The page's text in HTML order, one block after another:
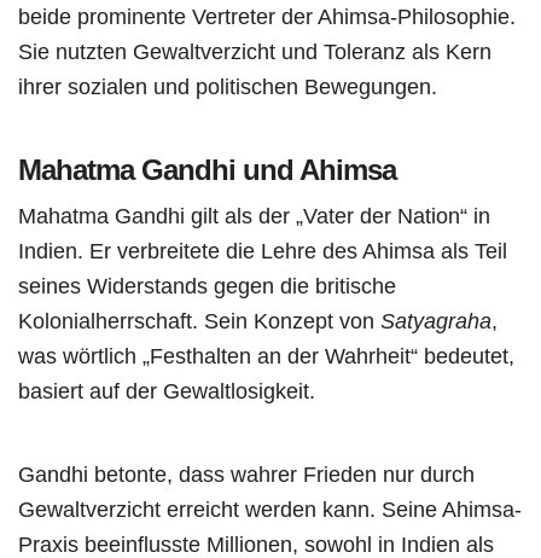
beide prominente Vertreter der Ahimsa-Philosophie.
Sie nutzten Gewaltverzicht und Toleranz als Kern
ihrer sozialen und politischen Bewegungen.
Mahatma Gandhi und Ahimsa
Mahatma Gandhi gilt als der „Vater der Nation“ in
Indien. Er verbreitete die Lehre des Ahimsa als Teil
seines Widerstands gegen die britische
Kolonialherrschaft. Sein Konzept von Satyagraha,
was wörtlich „Festhalten an der Wahrheit“ bedeutet,
basiert auf der Gewaltlosigkeit.
Gandhi betonte, dass wahrer Frieden nur durch
Gewaltverzicht erreicht werden kann. Seine Ahimsa-
Praxis beeinflusste Millionen, sowohl in Indien als